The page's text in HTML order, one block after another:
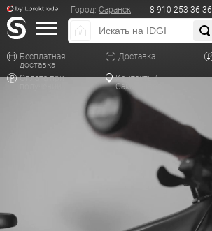
Город: Саранск 8-910-253-36-36
Бесплатная
доставка
Доставка
Оплата при
Контакты/
Самовывоз